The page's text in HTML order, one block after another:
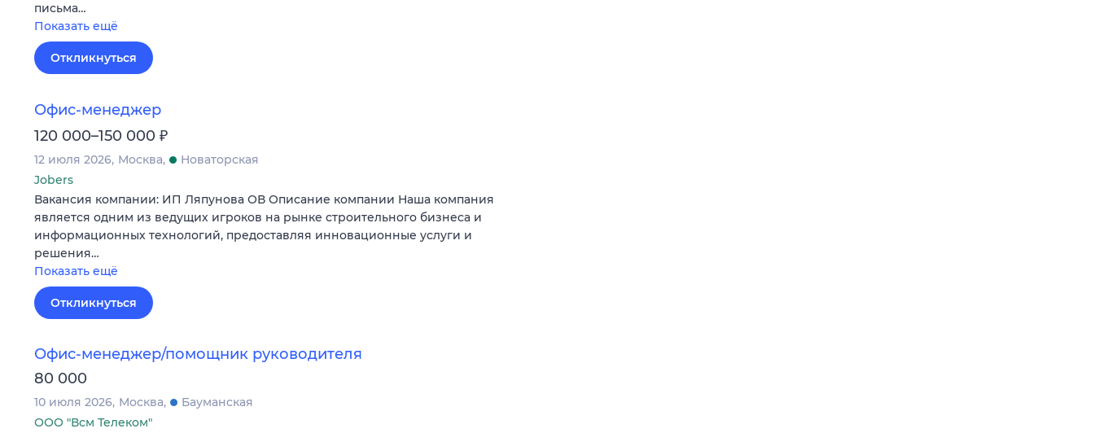
письма…
Показать ещё
Откликнуться
Офис-менеджер
120 000–150 000 ₽
12 июля 2026 Москва
Новаторская
Jobers
Вакансия компании: ИП Ляпунова ОВ Описание компании Наша компания
является одним из ведущих игроков на рынке строительного бизнеса и
информационных технологий, предоставляя инновационные услуги и
решения…
Показать ещё
Откликнуться
Офис-менеджер/помощник руководителя
80 000
10 июля 2026 Москва
Бауманская
ООО "Всм Телеком"